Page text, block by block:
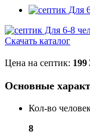
Скачать каталог
Цена на септик: 199
Основные
Кол-во
8